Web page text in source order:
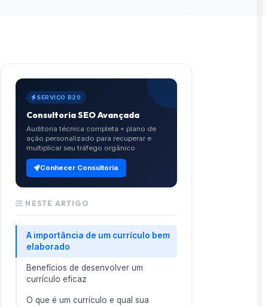
SERVIÇO B20
Consultoria SEO Avançada
Auditoria técnica completa + plano de
ação personalizado para recuperar e
multiplicar seu tráfego orgânico.
Conhecer Consultoria
NESTE ARTIGO
A importância de um currículo bem
elaborado
Benefícios de desenvolver um
currículo eficaz
O que é um currículo e qual sua